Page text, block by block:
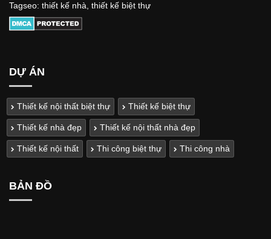
Tagseo: thiết kế nhà thiết kế biệt thự
DỰ ÁN
Thiết kế nội thất biệt thự Thiết kế biệt thự
Thiết kế nhà đẹp Thiết kế nội thất nhà đẹp
Thiết kế nội thất Thi công biệt thự Thi công nhà
BẢN ĐỒ